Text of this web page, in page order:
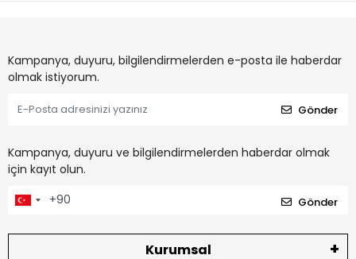
Kampanya, duyuru, bilgilendirmelerden e-posta ile haberdar
olmak istiyorum.
Gönder
Kampanya, duyuru ve bilgilendirmelerden haberdar olmak
için kayıt olun.
Gönder
Kurumsal